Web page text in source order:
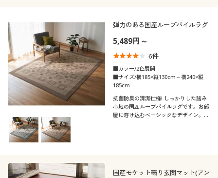
弾力のある国産ループパイルラグ
5,489円～
6件
■カラー/2色展開
■サイズ/横185×縦130cm～横240×縦
185cm
抗菌防臭の清潔仕様! しっかりした踏み
心地の国産ループパイルラグです。お部
屋に溶け込むベーシックなデザイン。洗
国産モケット織り玄関マット(アン